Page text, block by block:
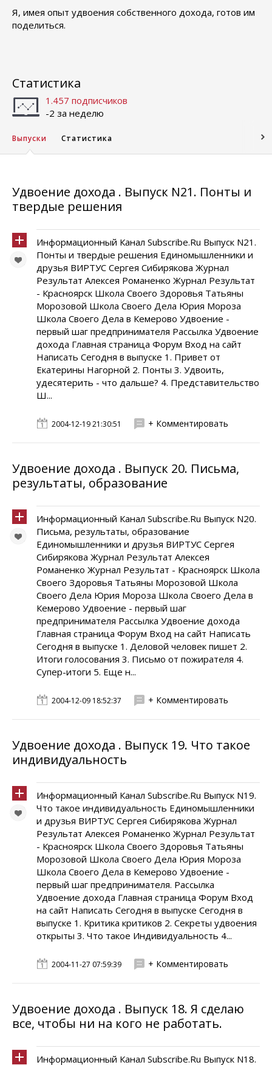
Я, имея опыт удвоения собственного дохода, готов им
поделиться.
Статистика
1.457 подписчиков
-2 за неделю
Выпуски Статистика
Удвоение дохода . Выпуск N21. Понты и
твердые решения
Информационный Канал Subscribe.Ru Выпуск N21.
Понты и твердые решения Единомышленники и
друзья ВИРТУС Сергея Сибирякова Журнал
Результат Алексея Романенко Журнал Результат
- Красноярск Школа Своего Здоровья Татьяны
Морозовой Школа Своего Дела Юрия Мороза
Школа Своего Дела в Кемерово Удвоение -
первый шаг предпринимателя Рассылка Удвоение
дохода Главная страница Форум Вход на сайт
Написать Сегодня в выпуске 1. Привет от
Екатерины Нагорной 2. Понты 3. Удвоить,
удесятерить - что дальше? 4. Представительство
Ш...
2004-12-19 21:30:51 + Комментировать
Удвоение дохода . Выпуск 20. Письма,
результаты, образование
Информационный Канал Subscribe.Ru Выпуск N20.
Письма, результаты, образование
Единомышленники и друзья ВИРТУС Сергея
Сибирякова Журнал Результат Алексея
Романенко Журнал Результат - Красноярск Школа
Своего Здоровья Татьяны Морозовой Школа
Своего Дела Юрия Мороза Школа Своего Дела в
Кемерово Удвоение - первый шаг
предпринимателя Рассылка Удвоение дохода
Главная страница Форум Вход на сайт Написать
Сегодня в выпуске 1. Деловой человек пишет 2.
Итоги голосования 3. Письмо от пожирателя 4.
Супер-итоги 5. Еще н...
2004-12-09 18:52:37 + Комментировать
Удвоение дохода . Выпуск 19. Что такое
индивидуальность
Информационный Канал Subscribe.Ru Выпуск N19.
Что такое индивидуальность Единомышленники
и друзья ВИРТУС Сергея Сибирякова Журнал
Результат Алексея Романенко Журнал Результат
- Красноярск Школа Своего Здоровья Татьяны
Морозовой Школа Своего Дела Юрия Мороза
Школа Своего Дела в Кемерово Удвоение -
первый шаг предпринимателя. Рассылка
Удвоение дохода Главная страница Форум Вход
на сайт Написать Сегодня в выпуске Сегодня в
выпуске 1. Критика критиков 2. Секреты удвоения
открыты 3. Что такое Индивидуальность 4...
2004-11-27 07:59:39 + Комментировать
Удвоение дохода . Выпуск 18. Я сделаю
все, чтобы ни на кого не работать.
Информационный Канал Subscribe.Ru Выпуск N18.